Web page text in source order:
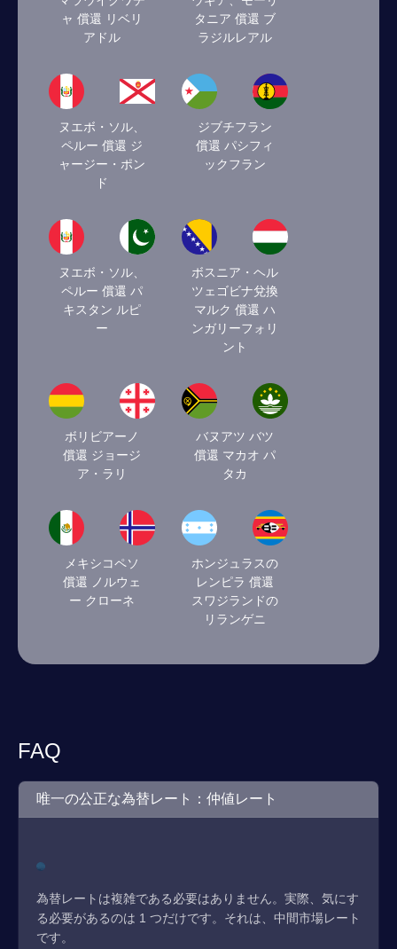
ャ 償還 リベリ
アドル
タニア 償還 ブ
ラジルレアル
ヌエボ・ソル、
ペルー 償還 ジ
ャージー・ポン
ド
ジブチフラン
償還 パシフィ
ックフラン
ヌエボ・ソル、
ペルー 償還 パ
キスタン ルピ
ー
ボスニア・ヘル
ツェゴビナ兌換
マルク 償還 ハ
ンガリーフォリ
ント
ボリビアーノ
償還 ジョージ
ア・ラリ
バヌアツ バツ
償還 マカオ パ
タカ
メキシコペソ
償還 ノルウェ
ー クローネ
ホンジュラスの
レンピラ 償還
スワジランドの
リランゲニ
FAQ
唯一の公正な為替レート：仲値レート
為替レートは複雑である必要はありません。実際、気にす
る必要があるのは 1 つだけです。それは、中間市場レート
です。